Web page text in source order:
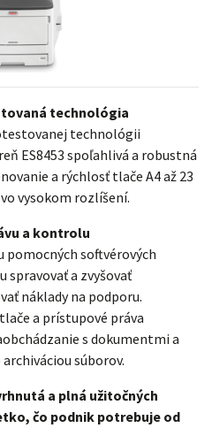
technológia
technológii
ES8453 spoľahlivá a robustná
a rýchlosť tlače A4 až 23
vysokom rozlíšení.
a kontrolu
pomocných softvérových
spravovať a zvyšovať
náklady na podporu.
a prístupové práva
s dokumentmi a
súborov.
a plná užitočných
čo podnik potrebuje od